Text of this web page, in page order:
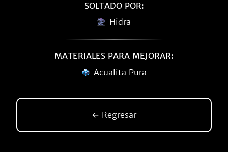
SOLTADO POR:
Hidra
MATERIALES PARA MEJORAR:
Acualita Pura
← Regresar